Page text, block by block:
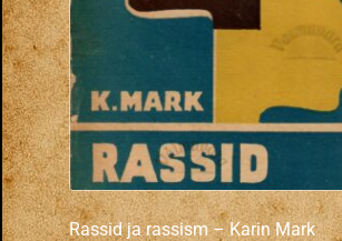
Rassid ja rassism – Karin Mark